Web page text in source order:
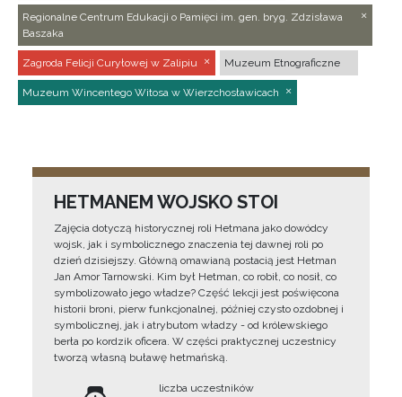
Regionalne Centrum Edukacji o Pamięci im. gen. bryg. Zdzisława
Baszaka
Zagroda Felicji Curyłowej w Zalipiu Muzeum Etnograficzne
Muzeum Wincentego Witosa w Wierzchosławicach
HETMANEM WOJSKO STOI
Zajęcia dotyczą historycznej roli Hetmana jako dowódcy
wojsk, jak i symbolicznego znaczenia tej dawnej roli po
dzień dzisiejszy. Główną omawianą postacią jest Hetman
Jan Amor Tarnowski. Kim był Hetman, co robił, co nosił, co
symbolizowało jego władze? Część lekcji jest poświęcona
historii broni, pierw funkcjonalnej, później czysto ozdobnej i
symbolicznej, jak i atrybutom władzy - od królewskiego
berła po kordzik oficera. W części praktycznej uczestnicy
tworzą własną buławę hetmańską.
liczba uczestników